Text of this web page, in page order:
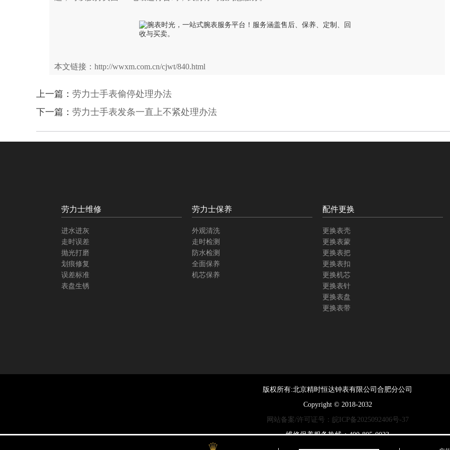
本文链接：http://wwxm.com.cn/cjwt/840.html
上一篇： 劳力士手表偷停处理办法
下一篇： 劳力士手表发条一直上不紧处理办法
劳力士维修
进水进灰
走时误差
抛光打磨
划痕修复
误差标准
表盘生锈
劳力士保养
外观清洗
走时检测
防水检测
全面保养
机芯保养
配件更换
更换表壳
更换表蒙
更换表把
更换表扣
更换机芯
更换表针
更换表盘
更换表带
版权所有:北京精时恒达钟表有限公司合肥分公司
Copyright © 2018-2032
网站备案/许可证号：皖ICP备2025092406号-37
维修保养服务热线：400-805-0023